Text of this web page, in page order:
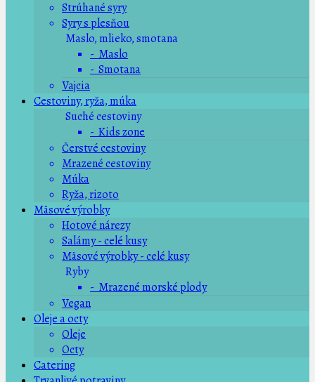
Strúhané syry
Syry s plesňou
Maslo, mlieko, smotana
- Maslo
- Smotana
Vajcia
Cestoviny, ryža, múka
Suché cestoviny
- Kids zone
Čerstvé cestoviny
Mrazené cestoviny
Múka
Ryža, rizoto
Mäsové výrobky
Hotové nárezy
Salámy - celé kusy
Mäsové výrobky - celé kusy
Ryby
- Mrazené morské plody
Vegan
Oleje a octy
Oleje
Octy
Catering